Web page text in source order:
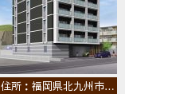
住所：福岡県北九州市…